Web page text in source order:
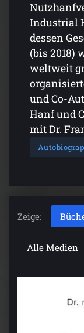
Industrial
dessen
(bis 2018)
weltweit
und Co-
Hanf und
mit Dr.
Zeige:
Alle Medien